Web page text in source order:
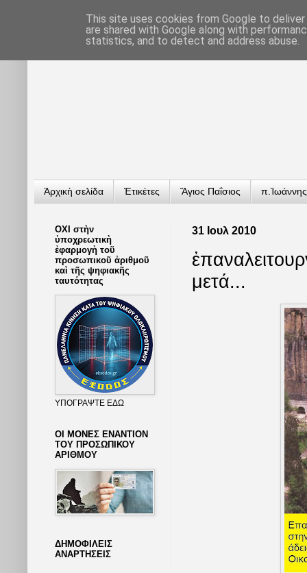
Ἀρχικὴ σελίδα Ἐτικέτες Ἅγιος Παΐσιος
31 Ιουλ 2010
μετά...
ΟΧΙ στὴν
ὑποχρεωτικὴ
ἐφαρμογὴ τοῦ
προσωπικοῦ ἀριθμοῦ
καὶ τῆς ψηφιακῆς
ταυτότητας
ΥΠΟΓΡΑΨΤΕ ΕΔΩ
ΟΙ ΜΟΝΕΣ ΕΝΑΝΤΙΟΝ
ΤΟΥ ΠΡΟΣΩΠΙΚΟΥ
ΑΡΙΘΜΟΥ
ΔΗΜΟΦΙΛΕΙΣ
ΑΝΑΡΤΗΣΕΙΣ
This site uses cookies from Google to
are shared with Google along with
statistics, and to detect and address abuse.